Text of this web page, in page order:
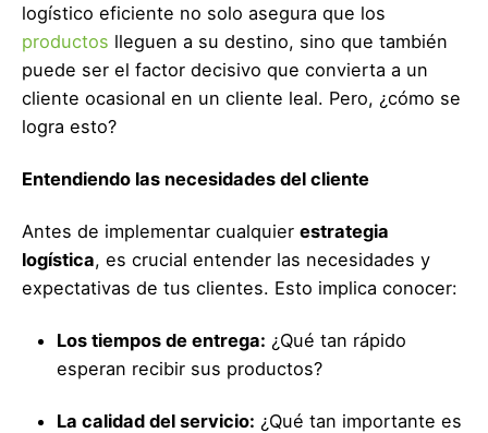
logístico eficiente no solo asegura que los
productos lleguen a su destino, sino que también
puede ser el factor decisivo que convierta a un
cliente ocasional en un cliente leal. Pero, ¿cómo se
logra esto?
Entendiendo las necesidades del cliente
Antes de implementar cualquier estrategia
logística, es crucial entender las necesidades y
expectativas de tus clientes. Esto implica conocer:
Los tiempos de entrega: ¿Qué tan rápido
esperan recibir sus productos?
La calidad del servicio: ¿Qué tan importante es